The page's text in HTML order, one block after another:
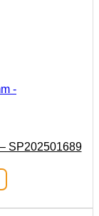
SP202501689